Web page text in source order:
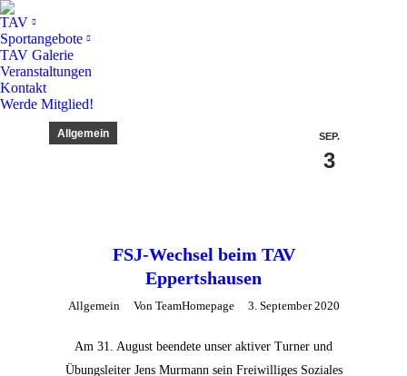
TAV
Sportangebote
TAV Galerie
Veranstaltungen
Kontakt
Werde Mitglied!
FSJ-Wechsel beim TAV
Eppertshausen
Allgemein Von TeamHomepage 3. September 2020
SEP.
3
Allgemein
Am 31. August beendete unser aktiver Turner und
Übungsleiter Jens Murmann sein Freiwilliges Soziales